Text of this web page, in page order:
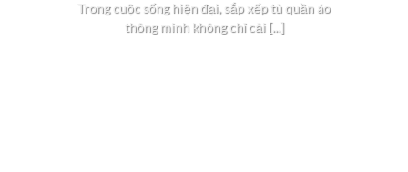
Trong cuộc sống hiện đại, sắp xếp tủ quần áo
thông minh không chỉ cải [...]